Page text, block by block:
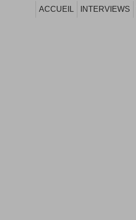
ACCUEIL INTERVIEWS